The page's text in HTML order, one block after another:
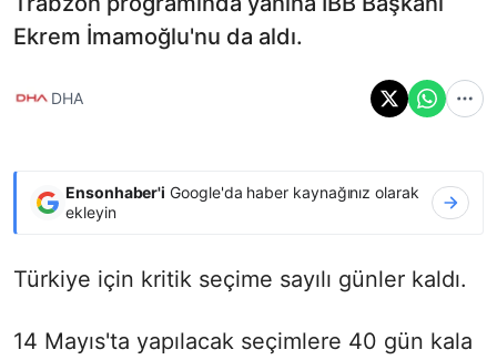
Ekrem İmamoğlu'nu da aldı.
DHA
Ensonhaber'i Google'da haber kaynağınız olarak
ekleyin
Türkiye için kritik seçime sayılı günler kaldı.
14 Mayıs'ta yapılacak seçimlere 40 gün kala